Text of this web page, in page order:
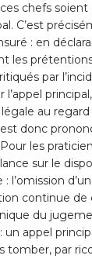
chefs
C’est
: en
les
par
au
donc
les
sur le
l’omission
continue de
du
un appel
tomber, par